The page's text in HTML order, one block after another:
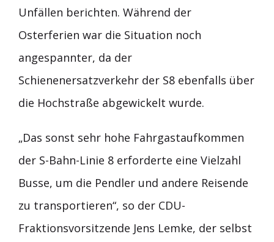
Unfällen berichten. Während der
Osterferien war die Situation noch
angespannter, da der
Schienenersatzverkehr der S8 ebenfalls über
die Hochstraße abgewickelt wurde.
„Das sonst sehr hohe Fahrgastaufkommen
der S-Bahn-Linie 8 erforderte eine Vielzahl
Busse, um die Pendler und andere Reisende
zu transportieren“, so der CDU-
Fraktionsvorsitzende Jens Lemke, der selbst